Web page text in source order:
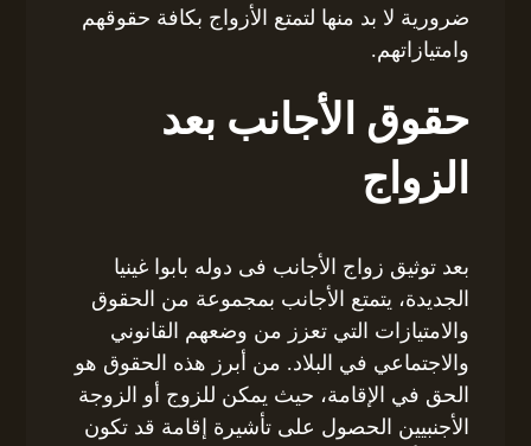
ضرورية لا بد منها لتمتع الأزواج بكافة حقوقهم
وامتيازاتهم.
حقوق الأجانب بعد
الزواج
بعد توثيق زواج الأجانب فى دوله بابوا غينيا
الجديدة، يتمتع الأجانب بمجموعة من الحقوق
والامتيازات التي تعزز من وضعهم القانوني
والاجتماعي في البلاد. من أبرز هذه الحقوق هو
الحق في الإقامة، حيث يمكن للزوج أو الزوجة
الأجنبيين الحصول على تأشيرة إقامة قد تكون